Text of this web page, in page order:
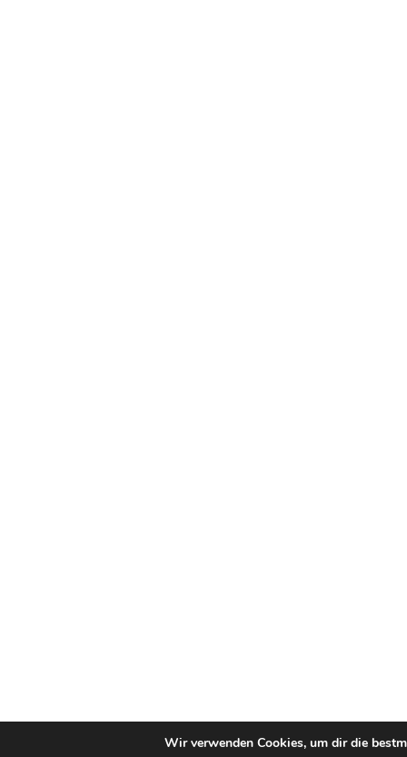
Wir verwenden Cookies, um dir die